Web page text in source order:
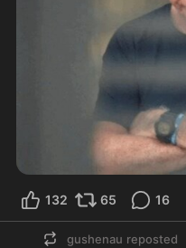
132 65 16
gushenau reposted